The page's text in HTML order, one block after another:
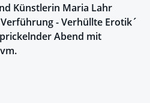
Künstlerin Maria Lahr
- Verhüllte Erotik´
Abend mit